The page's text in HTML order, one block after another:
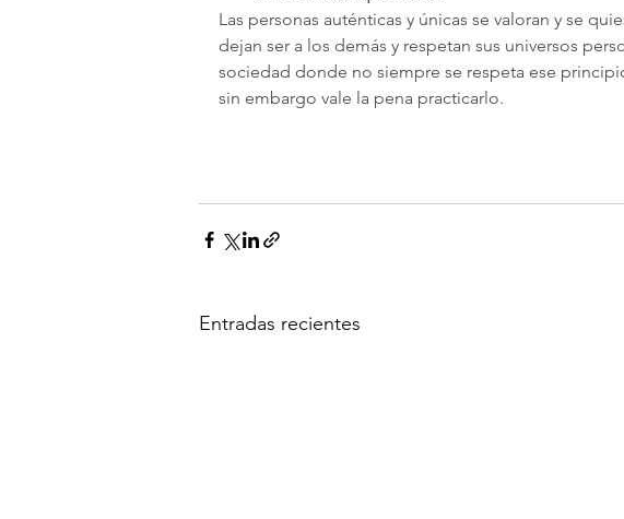
Las personas auténticas y únicas se valoran y se
dejan ser a los demás y respetan sus universos
sociedad donde no siempre se respeta ese
sin embargo vale la pena practicarlo.
Entradas recientes